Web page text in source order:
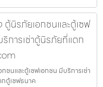
ตู้นิรภัยเอกชนและตู้เซฟ
ริการเช่าตู้นิรภัยที่แตก
ชนและตู้เซฟเอกชน มีบริการเช่า
ตู้เซฟธนาค